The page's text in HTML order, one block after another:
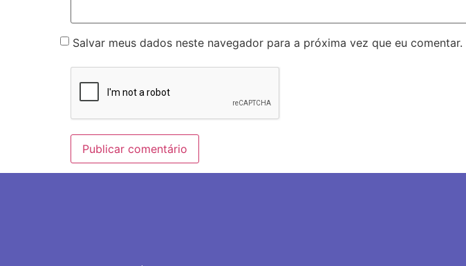
Salvar meus dados neste navegador para a próxima vez que eu comentar.